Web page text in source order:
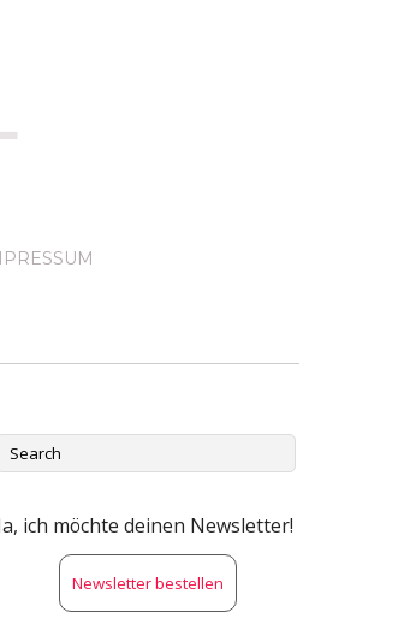
ich möchte deinen Newsletter!
Newsletter bestellen